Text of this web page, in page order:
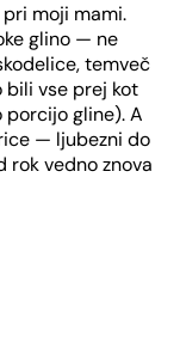
moji mami.
glino — ne
temveč
bili vse prej kot
gline). A
— ljubezni do
rok vedno znova